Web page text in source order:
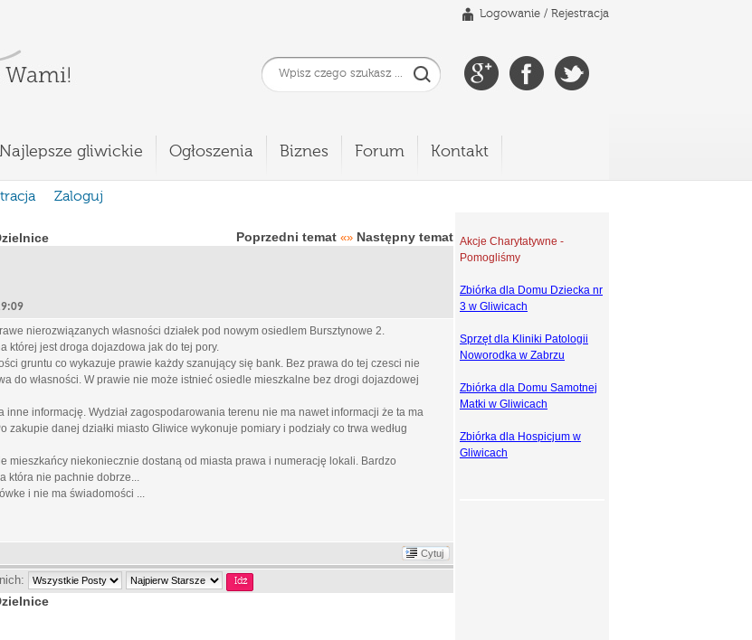
Logowanie / Rejestracja
Najlepsze gliwickie Ogłoszenia Biznes Forum Kontakt
Zaloguj
Poprzedni temat «» Następny temat
nierozwiązanych własności działek pod nowym osiedlem Bursztynowe 2.
której jest droga dojazdowa jak do tej pory.
gruntu co wykazuje prawie każdy szanujący się bank. Bez prawa do tej czesci nie
do własności. W prawie nie może istnieć osiedle mieszkalne bez drogi dojazdowej
inne informację. Wydział zagospodarowania terenu nie ma nawet informacji że ta ma
zakupie danej działki miasto Gliwice wykonuje pomiary i podziały co trwa według
mieszkańcy niekoniecznie dostaną od miasta prawa i numerację lokali. Bardzo
która nie pachnie dobrze...
i nie ma świadomości ...
Cytuj
Akcje Charytatywne -
Pomogliśmy
Zbiórka dla Domu Dziecka nr
3 w Gliwicach
Sprzęt dla Kliniki Patologii
Noworodka w Zabrzu
Zbiórka dla Domu Samotnej
Matki w Gliwicach
Zbiórka dla Hospicjum w
Gliwicach